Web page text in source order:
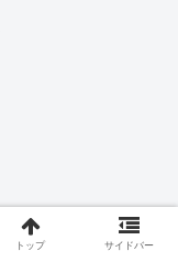
トップ サイドバー